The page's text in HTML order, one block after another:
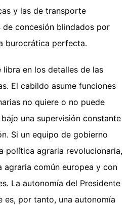
y las de transporte
concesión blindados por
burocrática perfecta.
libra en los detalles de las
El cabildo asume funciones
no quiere o no puede
una supervisión constante
Si un equipo de gobierno
política agraria revolucionaria,
agraria común europea y con
La autonomía del Presidente
es, por tanto, una autonomía